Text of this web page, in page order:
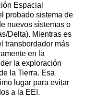
Espacial
probado sistema de
nuevos sistemas o
Delta). Mientras es
transbordador más
en la
la exploración
la Tierra. Esa
lugar para evitar
a la EEI.